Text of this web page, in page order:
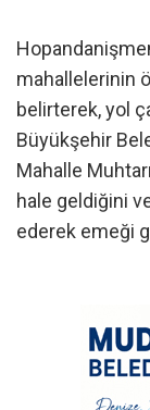
mahallelerinin
belirterek, yol
Büyükşehir
Mahalle
hale geldiğini
ederek emeği